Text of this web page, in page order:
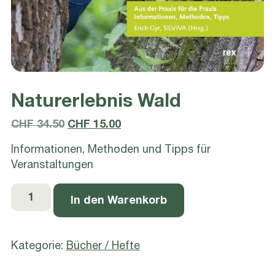
Naturerlebnis Wald
CHF34.50 Ursprünglicher
war:
CHF 34.50
CHF 15.00Aktueller
ist:
Informationen, Methoden und Tipps für
Veranstaltungen
Naturerlebnis
Wald
In den Warenkorb
Kategorie: Bücher / Hefte